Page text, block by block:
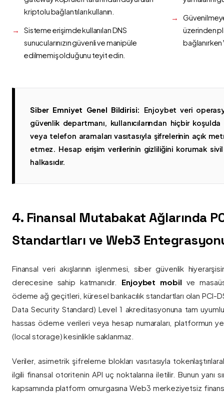
kriptolu bağlantıları kullanın.
Sisteme erişimde kullanılan DNS
sunucularınızın güvenli ve manipüle
edilmemiş olduğunu teyit edin.
üzerinden
bağlanırken
Siber Emniyet Genel Bildirisi:
Enjoybet veri
güvenlik departmanı, kullanıcılarından hiçbir
veya telefon aramaları vasıtasıyla şifrelerinin açık
etmez. Hesap erişim verilerinin gizliliğini korumak
halkasıdır.
4. Finansal Mutabakat Ağlarında
Standartları ve Web3
Finansal veri akışlarının işlenmesi, siber güvenlik
derecesine sahip katmanıdır. Enjoybet mobil ve
ödeme ağ geçitleri, küresel bankacılık standartları olan PCI-
Data Security Standard) Level 1 akreditasyonuna tam
hassas ödeme verileri veya hesap numaraları, platformun
(local storage) kesinlikle saklanmaz.
Veriler, asimetrik şifreleme blokları vasıtasıyla
ilgili finansal otoritenin API uç noktalarına iletilir. Bunun yanı
kapsamında platform omurgasına Web3 merkeziyetsiz